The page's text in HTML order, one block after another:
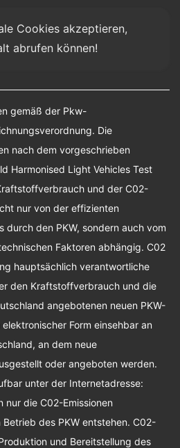
Cookies akzeptieren,
abrufen können!
gemäß der Pkw-
Die
nach dem vorgeschrieben
Harmonised Light Vehicles Test
und der C02-
nur von der effizienten
durch den PKW, sondern auch vom
Faktoren abhängig. C02
hauptsächlich verantwortliche
den Kraftstoffverbrauch und die
angebotenen neuen PKW-
Form einsehbar an
an dem neue
oder angeboten werden.
unter der Internetadresse:
nur die C02-Emissionen
des PKW entstehen. C02-
und Bereitstellung des